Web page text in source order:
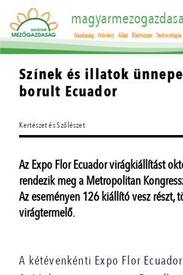
Gazdaság Növény Állat Élelmiszer Technológia
Színek és illatok
borult Ecuador
Kertészet és Szőlészet
Az Expo Flor Ecuador virágkiállítást
rendezik meg a Metropolitan
Az eseményen 126 kiállító vesz részt,
virágtermelő.
A kétévenkénti Expo Flor